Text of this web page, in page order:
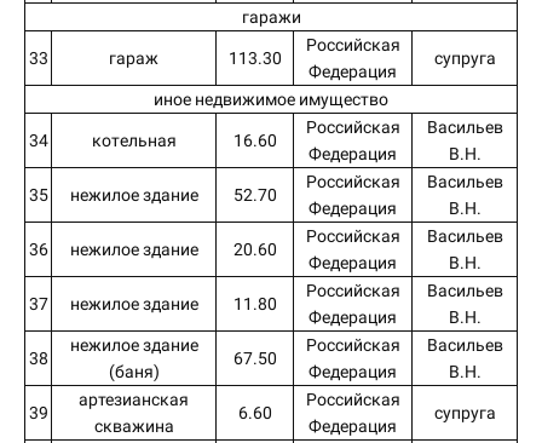
гаражи
33 гараж 113.30
Российская
Федерация
супруга
иное недвижимое имущество
34 котельная 16.60
Российская
Федерация
Васильев
В.Н.
35 нежилое здание 52.70
Российская
Федерация
Васильев
В.Н.
36 нежилое здание 20.60
Российская
Федерация
Васильев
В.Н.
37 нежилое здание 11.80
Российская
Федерация
Васильев
В.Н.
38
нежилое здание
(баня)
67.50
Российская
Федерация
Васильев
В.Н.
39
артезианская
скважина
6.60
Российская
Федерация
супруга